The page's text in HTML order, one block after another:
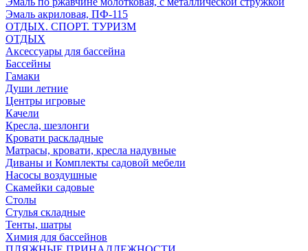
Эмаль акриловая, ПФ-115
ОТДЫХ. СПОРТ. ТУРИЗМ
ОТДЫХ
Аксессуары для бассейна
Бассейны
Гамаки
Души летние
Центры игровые
Качели
Кресла, шезлонги
Кровати раскладные
Матрасы, кровати, кресла надувные
Диваны и Комплекты садовой мебели
Насосы воздушные
Скамейки садовые
Столы
Стулья складные
Тенты, шатры
Химия для бассейнов